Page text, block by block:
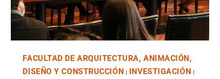
FACULTAD DE ARQUITECTURA, ANIMACIÓN,
DISEÑO Y CONSTRUCCIÓN | INVESTIGACIÓN |